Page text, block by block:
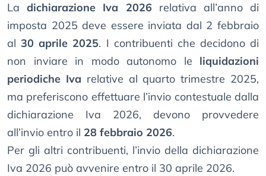
Ladichiarazione Iva 2026 relativa all’anno di
imposta 2025 deve essere inviata dal 2 febbraio
al30 aprile 2025. I contribuenti che decidono di
non inviare in modo autonomo le liquidazioni
periodiche Iva relative al quarto trimestre 2025,
ma preferiscono effettuare l’invio contestuale dalla
dichiarazione Iva 2026, devono provvedere
all’invio entro il 28 febbraio 2026.
Per gli altri contribuenti, l’invio della dichiarazione
Iva 2026 può avvenire entro il 30 aprile 2026.